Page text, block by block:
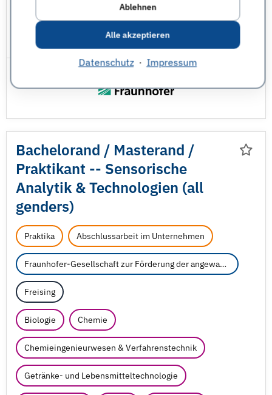
Ablehnen
Alle akzeptieren
Datenschutz· Impressum
Natur und Umwelt - sonstige
JobNr 1848064 | 29.07.2026
Bachelorand / Masterand /
Praktikant -- Sensorische
Analytik & Technologien (all
genders)
Praktika Abschlussarbeit im Unternehmen
Fraunhofer-Gesellschaft zur Förderung der angewandten Forschung e.V.
Freising
Biologie Chemie
Chemieingenieurwesen & Verfahrenstechnik
Getränke- und Lebensmitteltechnologie